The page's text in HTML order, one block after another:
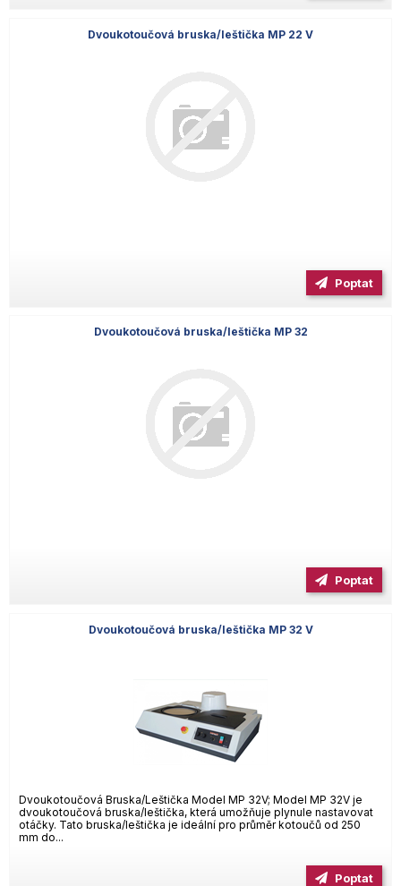
Dvoukotoučová bruska/leštička MP 22 V
Poptat
Dvoukotoučová bruska/leštička MP 32
Poptat
Dvoukotoučová bruska/leštička MP 32 V
Dvoukotoučová Bruska/Leštička Model MP 32V; Model MP 32V je
dvoukotoučová bruska/leštička, která umožňuje plynule nastavovat
otáčky. Tato bruska/leštička je ideální pro průměr kotoučů od 250
mm do...
Poptat